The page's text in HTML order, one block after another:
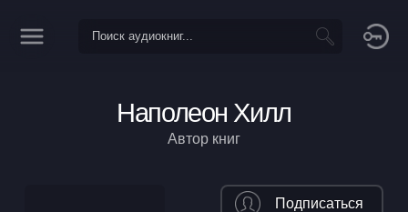
Наполеон Хилл
Автор книг
Подписаться